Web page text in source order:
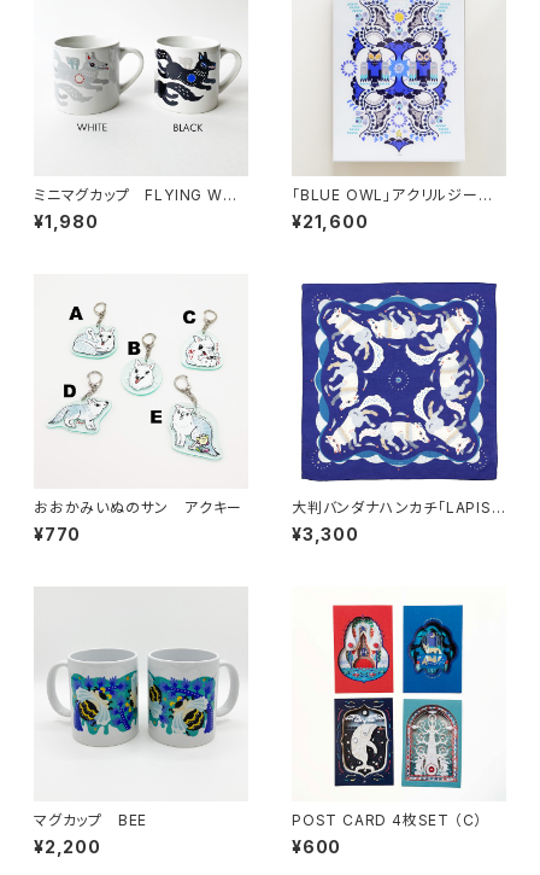
ミニマグカップ FLYING WOL
F
¥1,980
「BLUE OWL」アクリルジーク
レープリント
¥21,600
おおかみいぬのサン アクキー
¥770
大判バンダナハンカチ「LAPIS
BLUE」/ 新色
¥3,300
マグカップ BEE
¥2,200
POST CARD 4枚SET （C）
¥600